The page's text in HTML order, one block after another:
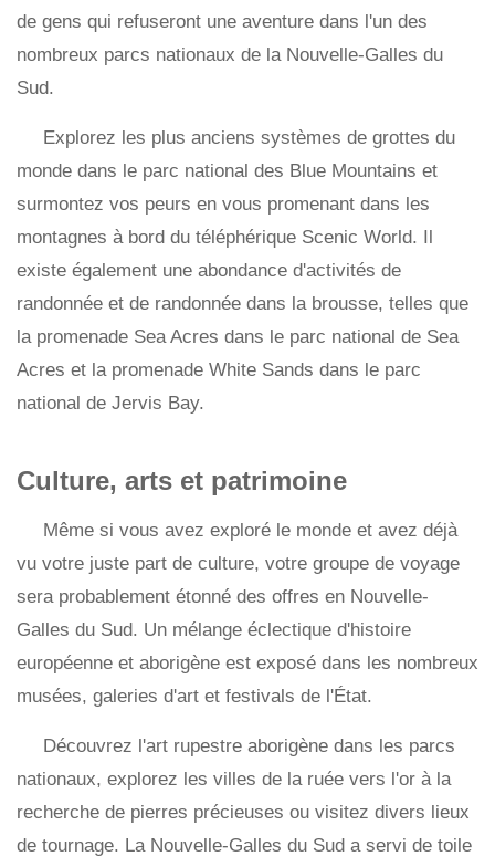
de gens qui refuseront une aventure dans l'un des
nombreux parcs nationaux de la Nouvelle-Galles du
Sud.
Explorez les plus anciens systèmes de grottes du
monde dans le parc national des Blue Mountains et
surmontez vos peurs en vous promenant dans les
montagnes à bord du téléphérique Scenic World. Il
existe également une abondance d'activités de
randonnée et de randonnée dans la brousse, telles que
la promenade Sea Acres dans le parc national de Sea
Acres et la promenade White Sands dans le parc
national de Jervis Bay.
Culture, arts et patrimoine
Même si vous avez exploré le monde et avez déjà
vu votre juste part de culture, votre groupe de voyage
sera probablement étonné des offres en Nouvelle-
Galles du Sud. Un mélange éclectique d'histoire
européenne et aborigène est exposé dans les nombreux
musées, galeries d'art et festivals de l'État.
Découvrez l'art rupestre aborigène dans les parcs
nationaux, explorez les villes de la ruée vers l'or à la
recherche de pierres précieuses ou visitez divers lieux
de tournage. La Nouvelle-Galles du Sud a servi de toile